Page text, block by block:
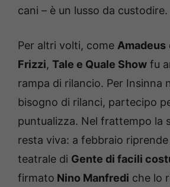
cani – è un lusso da custodire.
Per altri volti, come Amadeus
Frizzi, Tale e Quale Show fu
rampa di rilancio. Per Insinna
bisogno di rilanci, partecipo
puntualizza. Nel frattempo la
resta viva: a febbraio
teatrale di Gente di facili
firmato Nino Manfredi che lo